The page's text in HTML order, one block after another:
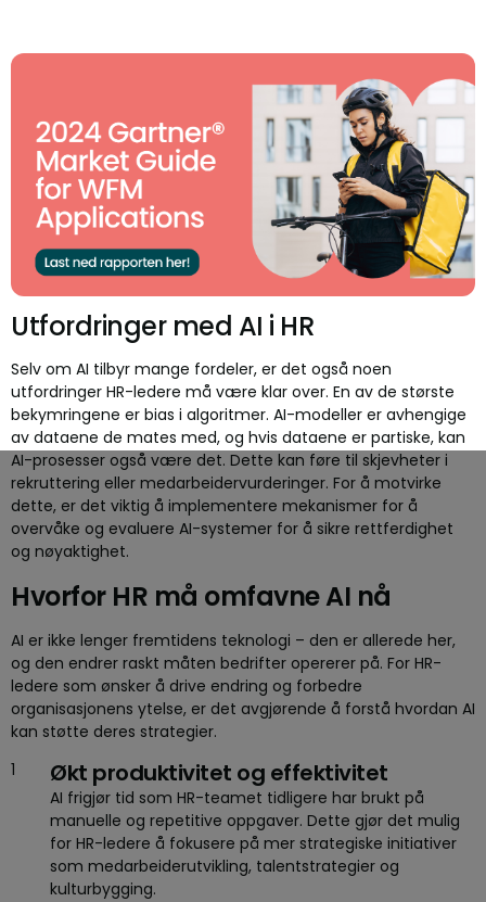
Utfordringer med AI i HR
Selv om AI tilbyr mange fordeler, er det også noen
utfordringer HR-ledere må være klar over. En av de største
bekymringene er bias i algoritmer. AI-modeller er avhengige
av dataene de mates med, og hvis dataene er partiske, kan
AI-prosesser også være det. Dette kan føre til skjevheter i
rekruttering eller medarbeidervurderinger. For å motvirke
dette, er det viktig å implementere mekanismer for å
overvåke og evaluere AI-systemer for å sikre rettferdighet
og nøyaktighet.
Hvorfor HR må omfavne AI nå
AI er ikke lenger fremtidens teknologi – den er allerede her,
og den endrer raskt måten bedrifter opererer på. For HR-
ledere som ønsker å drive endring og forbedre
organisasjonens ytelse, er det avgjørende å forstå hvordan AI
kan støtte deres strategier.
Økt produktivitet og effektivitet
AI frigjør tid som HR-teamet tidligere har brukt på
manuelle og repetitive oppgaver. Dette gjør det mulig
for HR-ledere å fokusere på mer strategiske initiativer
som medarbeiderutvikling, talentstrategier og
kulturbygging.